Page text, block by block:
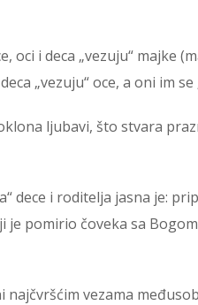
i deca „vezuju“ majke
„vezuju“ oce, a oni im se
ljubavi, što stvara
dece i roditelja jasna je:
pomirio čoveka sa
vezama